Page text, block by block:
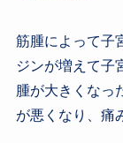
筋腫によって子
ジンが増えて子
腫が大きくなっ
が悪くなり、痛